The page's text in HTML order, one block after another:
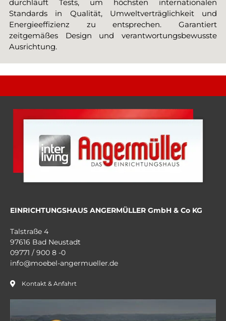
durchläuft Tests, um höchsten internationalen
Standards in Qualität, Umweltverträglichkeit und
Energieeffizienz zu entsprechen. Garantiert
zeitgemäßes Design und verantwortungsbewusste
Ausrichtung.
EINRICHTUNGSHAUS ANGERMÜLLER GmbH & Co KG
Talstraße 4
97616 Bad Neustadt
09771 / 900 8 -0
info@moebel-angermueller.de
Kontakt & Anfahrt